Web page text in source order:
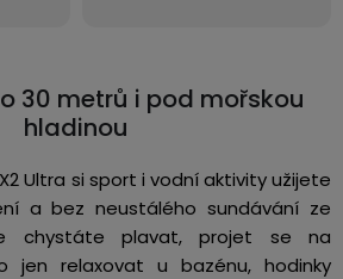
30 metrů i pod mořskou
hladinou
X2 Ultra si sport i vodní aktivity užijete
a bez neustálého sundávání ze
chystáte plavat, projet se na
jen relaxovat u bazénu, hodinky